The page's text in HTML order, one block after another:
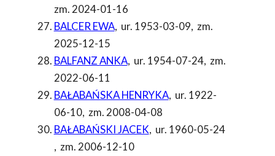
zm. 2024-01-16
BALCER EWA, ur. 1953-03-09, zm.
2025-12-15
BALFANZ ANKA, ur. 1954-07-24, zm.
2022-06-11
BAŁABAŃSKA HENRYKA, ur. 1922-
06-10, zm. 2008-04-08
BAŁABAŃSKI JACEK, ur. 1960-05-24
, zm. 2006-12-10